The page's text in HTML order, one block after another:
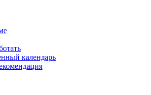
календарь